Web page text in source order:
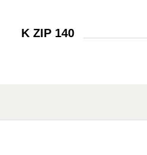
K ZIP 140